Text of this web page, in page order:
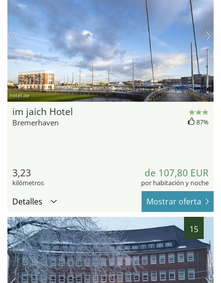
hotel.de
im jaich Hotel
Bremerhaven 87%
3,23
kilómetros
de 107,80 EUR
por habitación y noche
Detalles Mostrar oferta
15